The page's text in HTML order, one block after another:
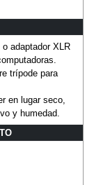
adaptador XLR
trípode para
en lugar seco,
y humedad.